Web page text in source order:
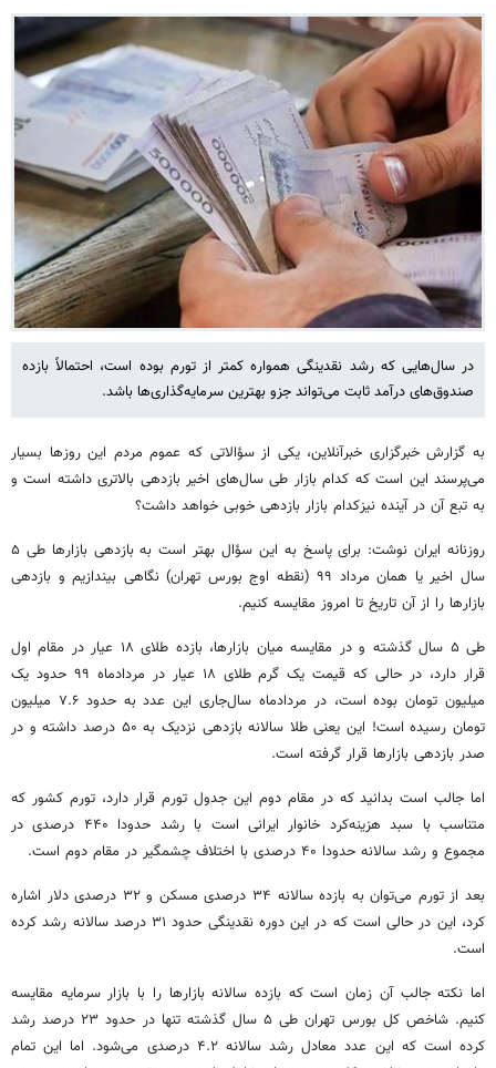
در سال‌هایی که رشد نقدینگی همواره کمتر از تورم بوده است، احتمالاً بازده
صندوق‌های درآمد ثابت می‌تواند جزو بهترین سرمایه‌گذاری‌ها باشد.
به گزارش خبرگزاری خبرآنلاین، یکی از سؤالاتی که عموم مردم این روزها بسیار
می‌پرسند این است که کدام بازار طی سال‌های اخیر بازدهی بالاتری داشته است و
به تبع آن در آینده نیزکدام بازار بازدهی خوبی خواهد داشت؟
روزنانه ایران نوشت: برای پاسخ به این سؤال بهتر است به بازدهی بازارها طی ۵
سال اخیر یا همان مرداد ۹۹ (نقطه اوج بورس تهران) نگاهی بیندازیم و بازدهی
بازارها را از آن تاریخ تا امروز مقایسه کنیم.
طی ۵ سال گذشته و در مقایسه میان بازارها، بازده طلای ۱۸ عیار در مقام اول
قرار دارد، در حالی که قیمت یک گرم طلای ۱۸ عیار در مردادماه ۹۹ حدود یک
میلیون تومان بوده است، در مردادماه سال‌جاری این عدد به حدود ۷.۶ میلیون
تومان رسیده است! این یعنی طلا سالانه بازدهی نزدیک به ۵۰ درصد داشته و در
صدر بازدهی بازارها قرار گرفته است.
اما جالب است بدانید که در مقام دوم این جدول تورم قرار دارد، تورم کشور که
متناسب با سبد هزینه‌کرد خانوار ایرانی است با رشد حدودا ۴۴۰ درصدی در
مجموع و رشد سالانه حدودا ۴۰ درصدی با اختلاف چشمگیر در مقام دوم است.
بعد از تورم می‌توان به بازده سالانه ۳۴ درصدی مسکن و ۳۲ درصدی دلار اشاره
کرد، این در حالی است که در این دوره نقدینگی حدود ۳۱ درصد سالانه رشد کرده
است.
اما نکته جالب آن زمان است که بازده سالانه بازارها را با بازار سرمایه مقایسه
کنیم. شاخص کل بورس تهران طی ۵ سال گذشته تنها در حدود ۲۳ درصد رشد
کرده است که این عدد معادل رشد سالانه ۴.۲ درصدی می‌شود. اما این تمام